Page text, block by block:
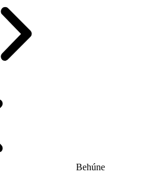
Behúne